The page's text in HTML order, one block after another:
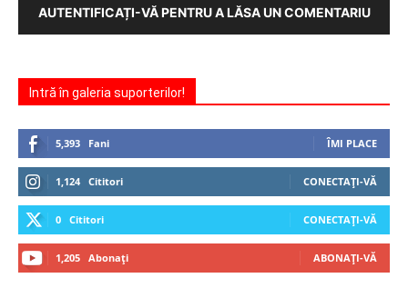
AUTENTIFICAȚI-VĂ PENTRU A LĂSA UN COMENTARIU
Intră în galeria suporterilor!
5,393 Fani ÎMI PLACE
1,124 Cititori CONECTAȚI-VĂ
0 Cititori CONECTAȚI-VĂ
1,205 Abonați ABONAȚI-VĂ